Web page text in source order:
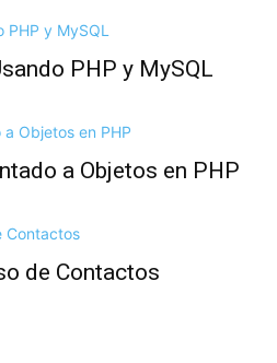
PHP y MySQL
a Objetos en PHP
de Contactos